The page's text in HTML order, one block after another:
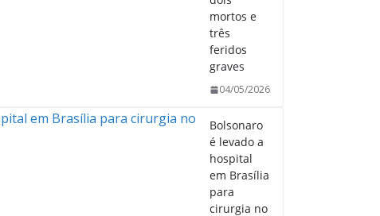
mortos e
três
feridos
graves
04/05/2026
Bolsonaro
é levado a
hospital
em Brasília
para
cirurgia no